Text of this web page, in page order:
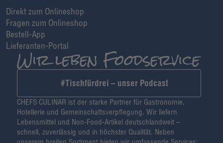
Direkt zum Onlineshop
Fragen zum Onlineshop
Bestell-App
Lieferanten-Portal
#Tischfürdrei – unser Podcast
CHEFS CULINAR ist der starke Partner für Gastronomie,
Hotellerie und Gemeinschaftsverpflegung. Wir liefern
Lebensmittel und Non-Food-Artikel deutschlandweit –
schnell, zuverlässig und in höchster Qualität. Neben